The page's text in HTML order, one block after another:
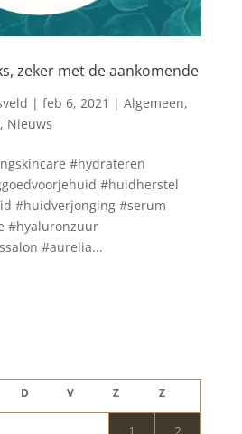
zeker met de aankomende
| feb 6, 2021 | Algemeen,
, Nieuws
#hydrateren
#huidherstel
#huidverjonging #serum
#hyaluronzuur
#aurelia...
D V Z Z